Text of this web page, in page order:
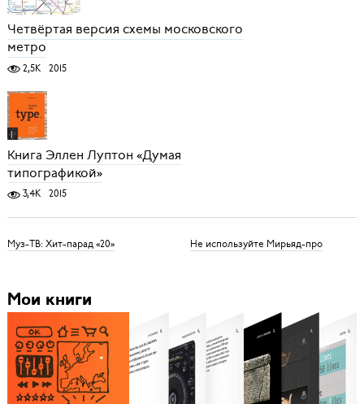
Четвёртая версия схемы московского
метро
2,5K 2015
Книга Эллен Луптон «Думая
типографикой»
3,4K 2015
Муз-ТВ: Хит-парад «20» Не используйте Мирьяд-про
Мои книги